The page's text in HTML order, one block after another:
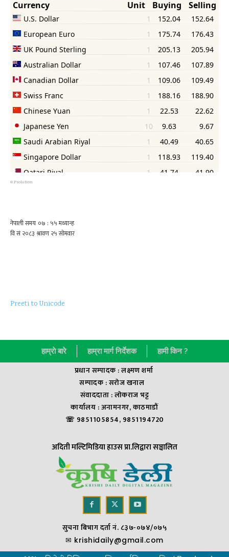
© Psolution
Preeti to Unicode
हाम्राे बारे हाम्रा मार्ग निर्देशक हामी किन ?
प्रधान सम्पादक : लक्ष्मण शर्मा
सम्पादक : सराेज खनाल
संवाददाता : लाेकराज भट्ट
कार्यालय : अनामनगर, काठमाडौं
☏ 9851105854, 9851194720
अदिती मल्टिमिडिया हाउस प्रा.लिद्वारा सञ्चालित
सुचना बिभाग दर्ता नं. ८३७-०७४/०७५
✉ krishidaily@gmail.com